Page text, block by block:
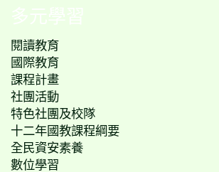
多元學習
閱讀教育
國際教育
課程計畫
社團活動
特色社團及校隊
十二年國教課程綱要
全民資安素養
數位學習